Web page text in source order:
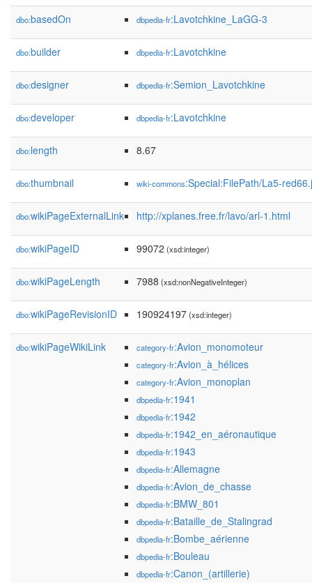
dbo:basedOn dbpedia-fr:Lavotchkine_LaGG-3
dbo:builder dbpedia-fr:Lavotchkine
dbo:designer dbpedia-fr:Semion_Lavotchkine
dbo:developer dbpedia-fr:Lavotchkine
dbo:length 8.67
dbo:thumbnail wiki-commons:Special:FilePath/La5-
dbo:wikiPageExternalLink http://xplanes.free.fr/lavo/arl-1.html
dbo:wikiPageID 99072 (xsd:integer)
dbo:wikiPageLength 7988 (xsd:nonNegativeInteger)
dbo:wikiPageRevisionID 190924197(xsd:integer)
dbo:wikiPageWikiLink category-fr:Avion_monomoteur
category-fr:Avion_à_hélices
category-fr:Avion_monoplan
dbpedia-fr:1941
dbpedia-fr:1942
dbpedia-fr:1942_en_aéronautique
dbpedia-fr:1943
dbpedia-fr:Allemagne
dbpedia-fr:Avion_de_chasse
dbpedia-fr:BMW_801
dbpedia-fr:Bataille_de_Stalingrad
dbpedia-fr:Bombe_aérienne
dbpedia-fr:Bouleau
dbpedia-fr:Canon_(artillerie)